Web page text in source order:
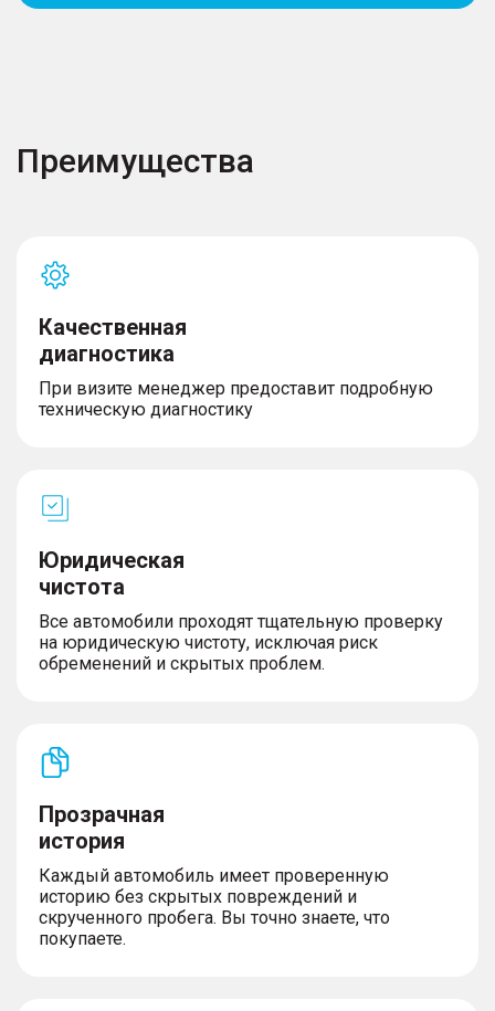
Преимущества
Качественная
диагностика
При визите менеджер предоставит подробную
техническую диагностику
Юридическая
чистота
Все автомобили проходят тщательную проверку
на юридическую чистоту, исключая риск
обременений и скрытых проблем.
Прозрачная
история
Каждый автомобиль имеет проверенную
историю без скрытых повреждений и
скрученного пробега. Вы точно знаете, что
покупаете.